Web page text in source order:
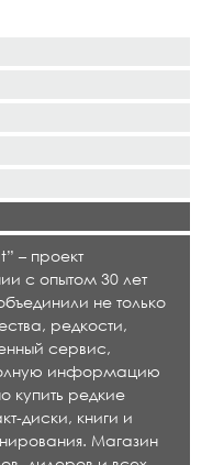
– проект
с опытом 30 лет
не только
редкости,
сервис,
информацию
купить редкие
диски, книги и
Магазин